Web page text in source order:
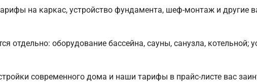
на каркас, устройство фундамента, шеф-монтаж и другие
отдельно: оборудование бассейна, сауны, санузла, котельной;
современного дома и наши тарифы в прайс-листе вас